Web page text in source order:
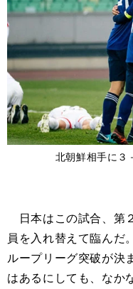
北朝鮮相手に３
日本はこの試合、第
員を入れ替えて臨んだ
ループリーグ突破が決
はあるにしても、なか